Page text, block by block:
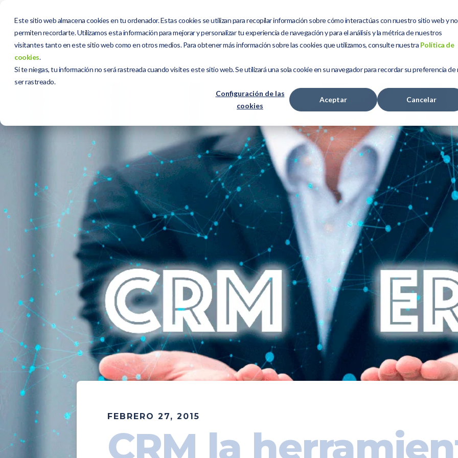
Este sitio web almacena cookies en tu ordenador. Estas cookies se utilizan para recopilar información sobre cómo interactúas con nuestro sitio web y
permiten recordarte. Utilizamos esta información para mejorar y personalizar tu experiencia de navegación y para el análisis y la métrica de nuestros
visitantes tanto en este sitio web como en otros medios. Para obtener más información sobre las cookies que utilizamos, consulte nuestra Política de
cookies.
Si te niegas, tu información no será rastreada cuando visites este sitio web. Se utilizará una sola cookie en su navegador para recordar su preferencia de
ser rastreado.
Configuración de las
cookies
Aceptar Cancelar
Servicios Kit Digital Sobre Nosotros
FEBRERO 27, 2015
CRM la